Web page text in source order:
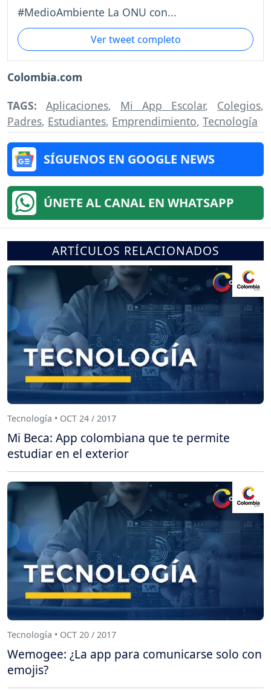
#MedioAmbiente La ONU con...
Ver tweet completo
Colombia.com
TAGS: Aplicaciones, Mi App Escolar, Colegios,
Padres, Estudiantes, Emprendimiento, Tecnología
SÍGUENOS EN GOOGLE NEWS
ÚNETE AL CANAL EN WHATSAPP
ARTÍCULOS RELACIONADOS
Tecnología • OCT 24 / 2017
Mi Beca: App colombiana que te permite
estudiar en el exterior
Tecnología • OCT 20 / 2017
Wemogee: ¿La app para comunicarse solo con
emojis?